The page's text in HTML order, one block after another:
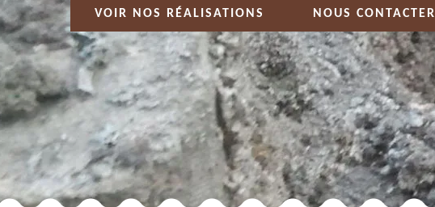
VOIR NOS RÉALISATIONS NOUS CONTACTER